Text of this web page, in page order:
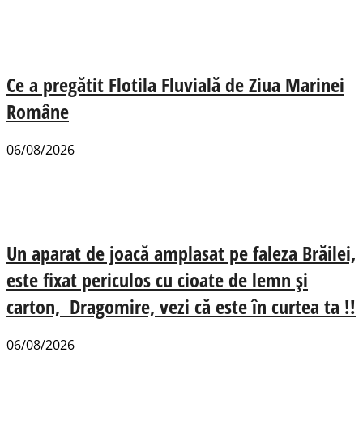
Ce a pregătit Flotila Fluvială de Ziua Marinei
Române
06/08/2026
Un aparat de joacă amplasat pe faleza Brăilei,
este fixat periculos cu cioate de lemn și
carton, Dragomire, vezi că este în curtea ta !!
06/08/2026